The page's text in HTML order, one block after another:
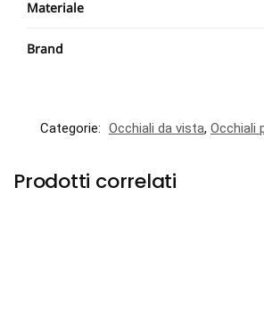
Materiale
Brand
Categorie: Occhiali da vista, Occhiali
Prodotti correlati